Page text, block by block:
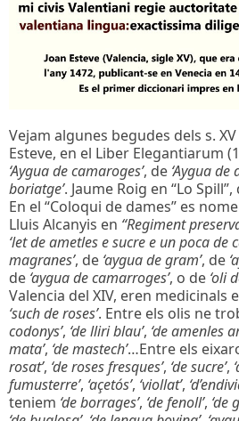
Vejam algunes begudes dels s. XV
Esteve, en el Liber Elegantiarum
‘Aygua de camaroges’, de ‘Aygua de
boriatge’. Jaume Roig en “Lo Spill”,
En el “Coloqui de dames” es
Lluis Alcanyis en “Regiment
‘let de ametles e sucre e un poca de
magranes’, de ‘aygua de gram’, de
de ‘aygua de camarroges’, o de ‘oli
Valencia del XIV, eren medicinals
‘such de roses’. Entre els olis ne
codonys’, ‘de lliri blau’, ‘de amenles
mata’, ‘de mastech’…Entre els
rosat’, ‘de roses fresques’, ‘de sucre’,
fumusterre’, ‘açetós’, ‘viollat’,
teniem ‘de borrages’, ‘de fenoll’, ‘de